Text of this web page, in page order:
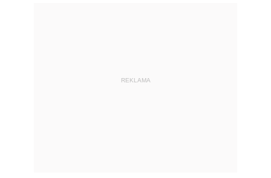
REKLAMA